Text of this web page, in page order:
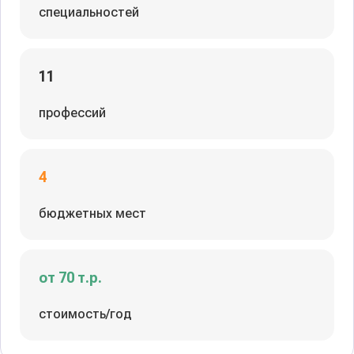
специальностей
11
профессий
4
бюджетных мест
от 70 т.р.
стоимость/год